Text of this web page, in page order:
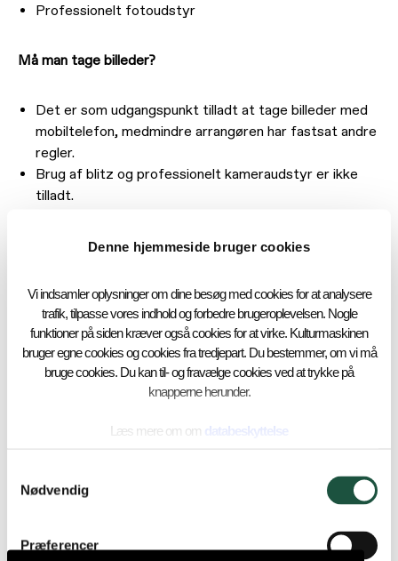
Denne hjemmeside bruger cookies
Vi indsamler oplysninger om dine besøg med cookies for at analysere
trafik, tilpasse vores indhold og forbedre brugeroplevelsen. Nogle
funktioner på siden kræver også cookies for at virke. Kulturmaskinen
bruger egne cookies og cookies fra tredjepart. Du bestemmer, om vi må
bruge cookies. Du kan til- og fravælge cookies ved at trykke på
knapperne herunder.
Læs mere om om databeskyttelse
Nødvendig
Præferencer
Professionelt fotoudstyr
Må man tage billeder?
Det er som udgangspunkt tilladt at tage billeder med
mobiltelefon, medmindre arrangøren har fastsat andre
regler.
Brug af blitz og professionelt kameraudstyr er ikke
tilladt.
blive i lommen.
Hvornår åbner dørene?
Dørene til Magasinet åbner 60 minutter før
arrangementsstart.
fremgår af eventet og Magasinets hjemmeside.
Vi anbefaler, at du altid køber billetter gennem
Billetter kan vises digitalt eller printes – stregkoden